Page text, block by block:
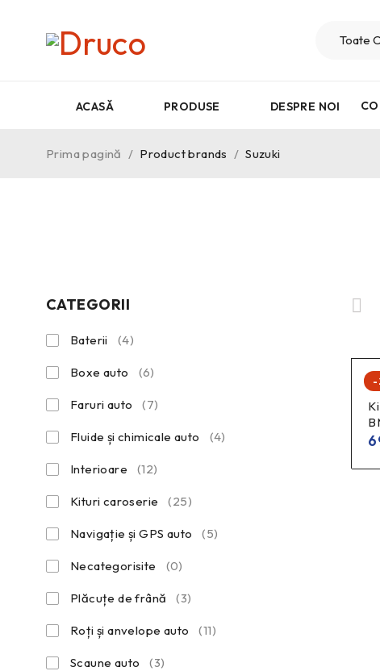
ACASĂ PRODUSE DESPRE NOI
Prima pagină / Product brands / Suzuki
CATEGORII
Baterii (4)
Boxe auto (6)
Faruri auto (7)
Fluide și chimicale auto (4)
Interioare (12)
Kituri caroserie (25)
Navigație și GPS auto (5)
Necategorisite (0)
Plăcuțe de frână (3)
Roți și anvelope auto (11)
Scaune auto (3)
-